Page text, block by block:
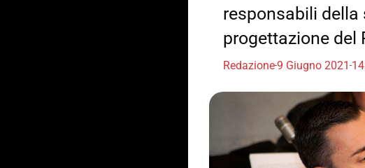
responsabili della
progettazione del
Redazione9 Giugno 2021